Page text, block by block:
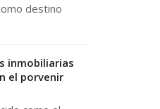
destino
inmobiliarias
el porvenir